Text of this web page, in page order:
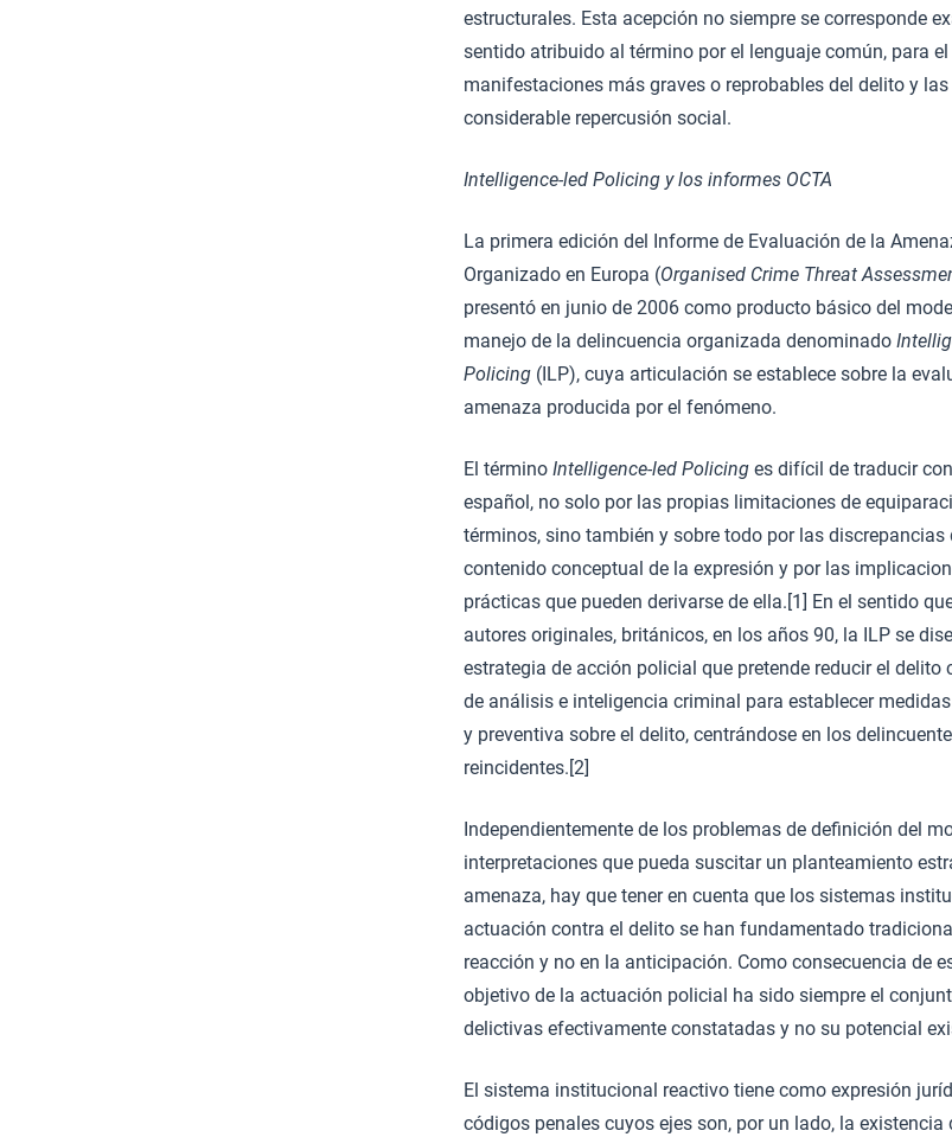
estructurales. Esta acepción no siempre se corresponde
sentido atribuido al término por el lenguaje común, para
manifestaciones más graves o reprobables del delito y
considerable repercusión social.
Intelligence-led Policing y los informes OCTA
La primera edición del Informe de Evaluación de la
Organizado en Europa (Organised Crime Threat
presentó en junio de 2006 como producto básico del
manejo de la delincuencia organizada denominado
Policing (ILP), cuya articulación se establece sobre la
amenaza producida por el fenómeno.
El término Intelligence-led Policing es difícil de traducir
español, no solo por las propias limitaciones de
términos, sino también y sobre todo por las discrepancias
contenido conceptual de la expresión y por las
prácticas que pueden derivarse de ella.[1] En el sentido
autores originales, británicos, en los años 90, la ILP se
estrategia de acción policial que pretende reducir el delito
de análisis e inteligencia criminal para establecer
y preventiva sobre el delito, centrándose en los
reincidentes.[2]
Independientemente de los problemas de definición del
interpretaciones que pueda suscitar un planteamiento
amenaza, hay que tener en cuenta que los sistemas
actuación contra el delito se han fundamentado
reacción y no en la anticipación. Como consecuencia de
objetivo de la actuación policial ha sido siempre el
delictivas efectivamente constatadas y no su potencial
El sistema institucional reactivo tiene como expresión
códigos penales cuyos ejes son, por un lado, la existencia